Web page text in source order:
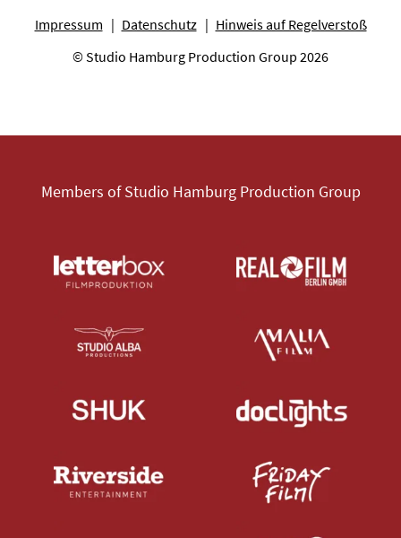
Impressum Datenschutz
Hinweis auf Regelverstoß
© Studio Hamburg Production Group 2026
Members of Studio Hamburg Production Group